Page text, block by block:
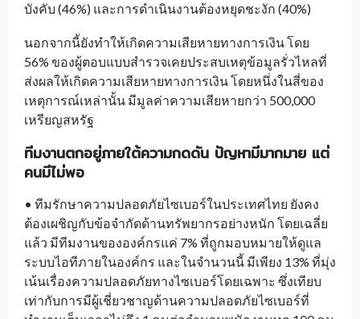
บังคับ (46%) และการดำเนินงานต้องหยุดชะงัก (40%)
นอกจากนี้ยังทำให้เกิดความเสียหายทางการเงิน โดย
56% ของผู้ตอบแบบสำรวจเคยประสบเหตุข้อมูลรั่วไหลที่
ส่งผลให้เกิดความเสียหายทางการเงิน โดยหนึ่งในสี่ของ
เหตุการณ์เหล่านั้น มีมูลค่าความเสียหายกว่า 500,000
เหรียญสหรัฐ
ทีมงานตกอยู่ภายใต้ความกดดัน ปัญหามีมากมาย แต่
คนมีไม่พอ
• ทีมรักษาความปลอดภัยไซเบอร์ในประเทศไทย ยังคง
ต้องเผชิญกับข้อจำกัดด้านทรัพยากรอย่างหนัก โดยเฉลี่ย
แล้ว มีทีมงานขององค์กรแค่ 7% ที่ถูกมอบหมายให้ดูแล
ระบบไอทีภายในองค์กร และในจำนวนนี้ มีเพียง 13% ที่มุ่ง
เน้นเรื่องความปลอดภัยทางไซเบอร์โดยเฉพาะ ซึ่งเทียบ
เท่ากับการมีผู้เชี่ยวชาญด้านความปลอดภัยไซเบอร์ที่